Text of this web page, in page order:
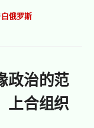
白俄罗斯
政治的范
上合组织